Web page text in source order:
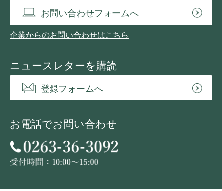
お問い合わせフォームへ
企業からのお問い合わせはこちら
ニュースレターを購読
登録フォームへ
お電話でお問い合わせ